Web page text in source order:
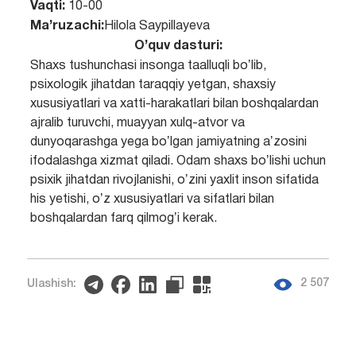
Vaqti:10-00
Ma’ruzachi:Hilola Saypillayeva
O’quv dasturi:
Shaxs tushunchasi insonga taalluqli boʼlib,
psixologik jihatdan taraqqiy yetgan, shaxsiy
xususiyatlari va xatti-harakatlari bilan boshqalardan
ajralib turuvchi, muayyan xulq-atvor va
dunyoqarashga yega boʼlgan jamiyatning aʼzosini
ifodalashga xizmat qiladi. Odam shaxs boʼlishi uchun
psixik jihatdan rivojlanishi, oʼzini yaxlit inson sifatida
his yetishi, oʼz xususiyatlari va sifatlari bilan
boshqalardan farq qilmogʼi kerak.
Ulashish: 2 507